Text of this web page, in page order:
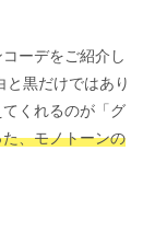
ーデをご紹介し
と黒だけではあり
くれるのが「グ
、モノトーンの